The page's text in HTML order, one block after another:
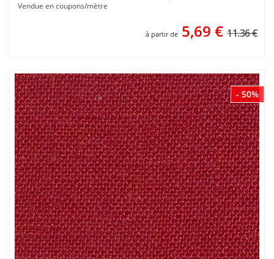
Vendue en coupons/mètre
à partir de 5,69 € 11.36 €
- 50%